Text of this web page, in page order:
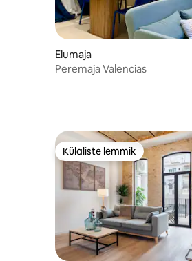
Elumaja
Peremaja Valencias
Külaliste lemmik
Külaliste lemmik